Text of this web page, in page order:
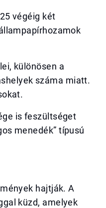
végéig két
különösen a
száma miatt.
is feszültséget
menedék” típusú
hajtják. A
küzd, amelyek